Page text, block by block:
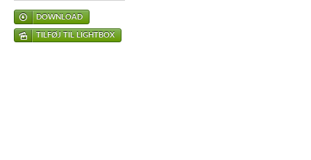
DOWNLOAD
TILFØJ TIL LIGHTBOX